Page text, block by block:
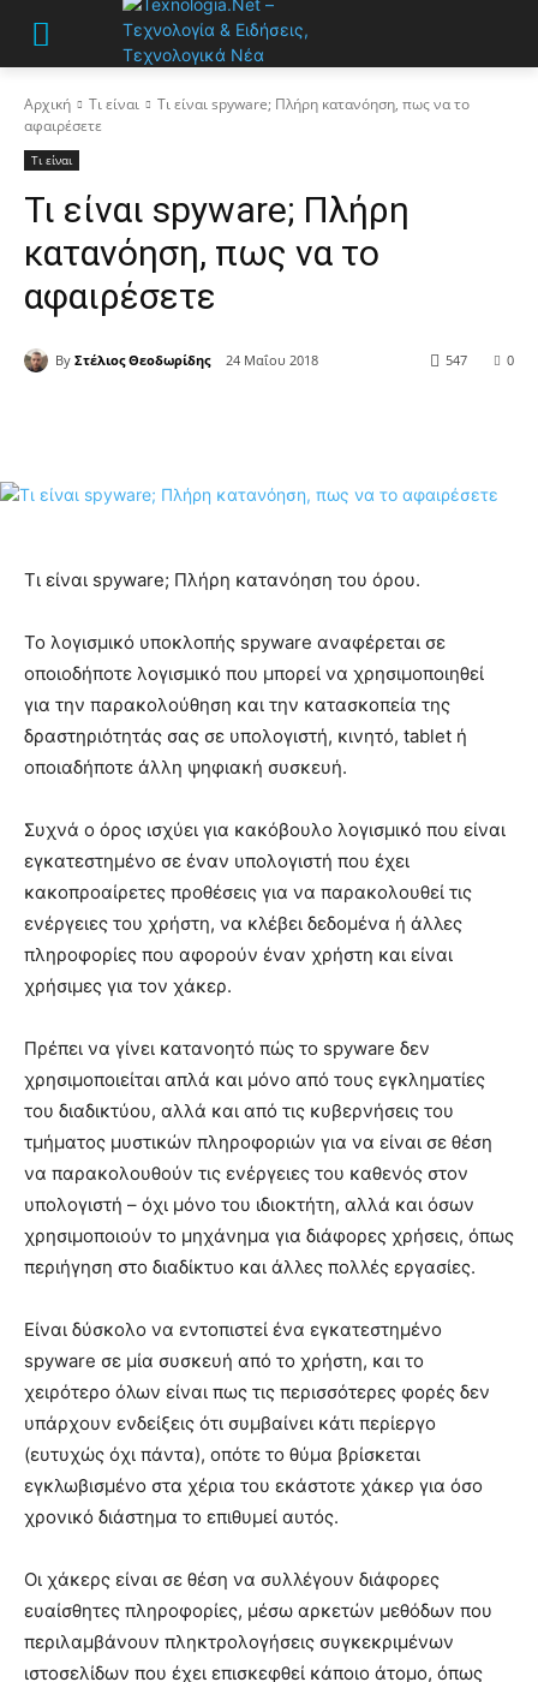
Αρχική Τι είναι
Τι είναι spyware; Πλήρη κατανόηση, πως να το
αφαιρέσετε
Τι είναι
Τι είναι spyware; Πλήρη
κατανόηση, πως να το
αφαιρέσετε
By Στέλιος Θεοδωρίδης 24 Μαΐου 2018 0
547
Τι είναι spyware; Πλήρη κατανόηση του όρου.
Το λογισμικό υποκλοπής spyware αναφέρεται σε
οποιοδήποτε λογισμικό που μπορεί να χρησιμοποιηθεί
για την παρακολούθηση και την κατασκοπεία της
δραστηριότητάς σας σε υπολογιστή, κινητό, tablet ή
οποιαδήποτε άλλη ψηφιακή συσκευή.
Συχνά ο όρος ισχύει για κακόβουλο λογισμικό που είναι
εγκατεστημένο σε έναν υπολογιστή που έχει
κακοπροαίρετες προθέσεις για να παρακολουθεί τις
ενέργειες του χρήστη, να κλέβει δεδομένα ή άλλες
πληροφορίες που αφορούν έναν χρήστη και είναι
χρήσιμες για τον χάκερ.
Πρέπει να γίνει κατανοητό πώς το spyware δεν
χρησιμοποιείται απλά και μόνο από τους εγκληματίες
του διαδικτύου, αλλά και από τις κυβερνήσεις του
τμήματος μυστικών πληροφοριών για να είναι σε θέση
να παρακολουθούν τις ενέργειες του καθενός στον
υπολογιστή – όχι μόνο του ιδιοκτήτη, αλλά και όσων
χρησιμοποιούν το μηχάνημα για διάφορες χρήσεις, όπως
περιήγηση στο διαδίκτυο και άλλες πολλές εργασίες.
Είναι δύσκολο να εντοπιστεί ένα εγκατεστημένο
spyware σε μία συσκευή από το χρήστη, και το
χειρότερο όλων είναι πως τις περισσότερες φορές δεν
υπάρχουν ενδείξεις ότι συμβαίνει κάτι περίεργο
(ευτυχώς όχι πάντα), οπότε το θύμα βρίσκεται
εγκλωβισμένο στα χέρια του εκάστοτε χάκερ για όσο
χρονικό διάστημα το επιθυμεί αυτός.
Οι χάκερς είναι σε θέση να συλλέγουν διάφορες
ευαίσθητες πληροφορίες, μέσω αρκετών μεθόδων που
περιλαμβάνουν πληκτρολογήσεις συγκεκριμένων
ιστοσελίδων που έχει επισκεφθεί κάποιο άτομο, όπως